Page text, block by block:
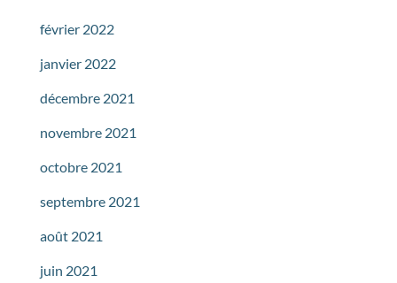
février 2022
janvier 2022
décembre 2021
novembre 2021
octobre 2021
septembre 2021
août 2021
juin 2021